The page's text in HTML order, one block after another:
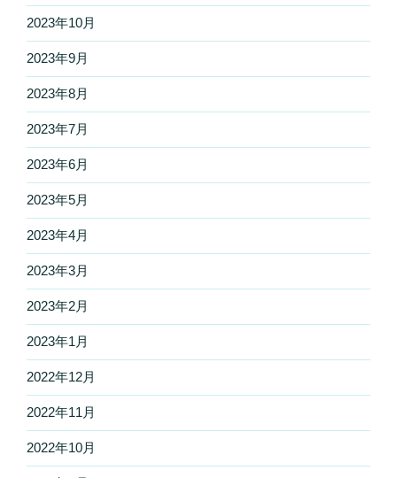
2023年10月
2023年9月
2023年8月
2023年7月
2023年6月
2023年5月
2023年4月
2023年3月
2023年2月
2023年1月
2022年12月
2022年11月
2022年10月